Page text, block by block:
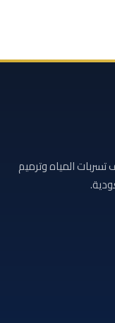
المياه وترميم